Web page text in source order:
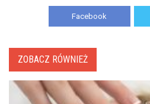
Facebook
ZOBACZ RÓWNIEŻ